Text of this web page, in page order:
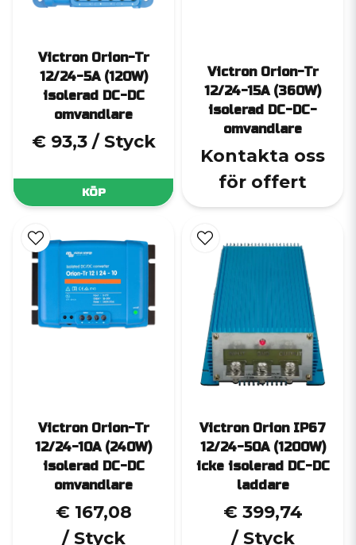
Victron Orion-Tr
12/24-5A (120W)
isolerad DC-DC
omvandlare
€ 93,3 / Styck
KÖP
Victron Orion-Tr
12/24-15A (360W)
isolerad DC-DC-
omvandlare
Kontakta oss
för offert
Victron Orion-Tr
12/24-10A (240W)
isolerad DC-DC
omvandlare
€ 167,08
/ Styck
Victron Orion IP67
12/24-50A (1200W)
icke isolerad DC-DC
laddare
€ 399,74
/ Styck